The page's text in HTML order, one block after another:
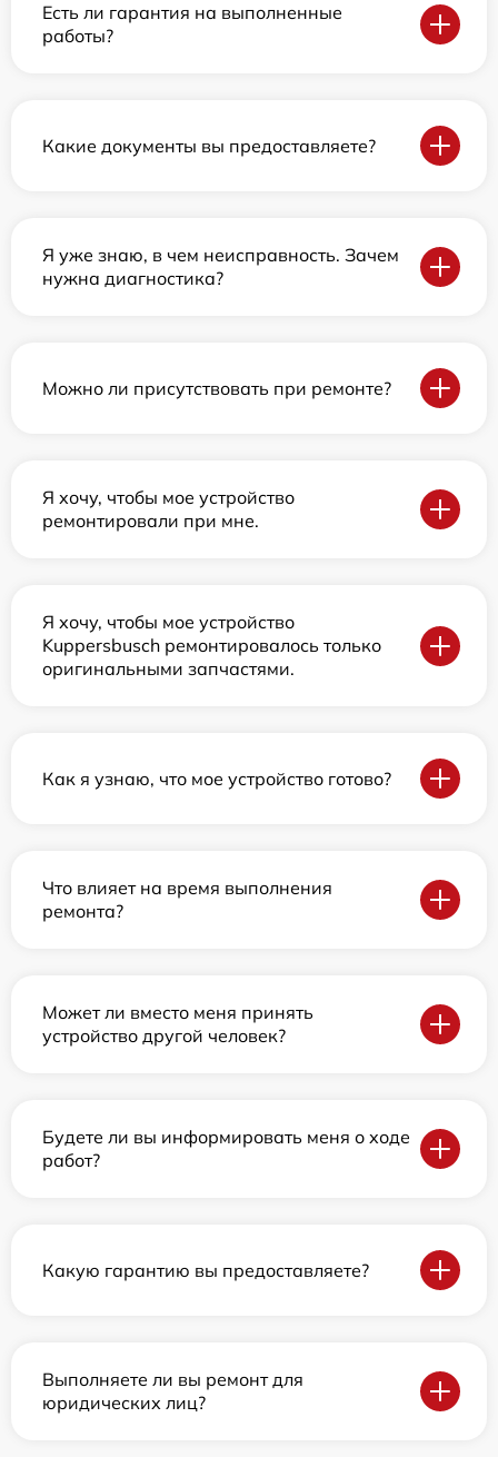
Есть ли гарантия на выполненные
работы?
Какие документы вы предоставляете?
Я уже знаю, в чем неисправность. Зачем
нужна диагностика?
Можно ли присутствовать при ремонте?
Я хочу, чтобы мое устройство
ремонтировали при мне.
Я хочу, чтобы мое устройство
Kuppersbusch ремонтировалось только
оригинальными запчастями.
Как я узнаю, что мое устройство готово?
Что влияет на время выполнения
ремонта?
Может ли вместо меня принять
устройство другой человек?
Будете ли вы информировать меня о ходе
работ?
Какую гарантию вы предоставляете?
Выполняете ли вы ремонт для
юридических лиц?